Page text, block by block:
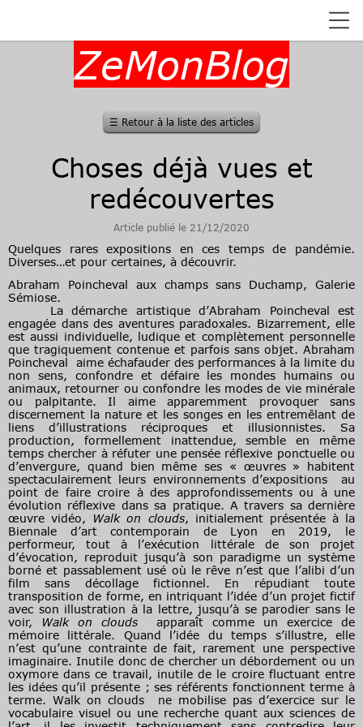
ZeMonBlog
☰ Retour à la liste des articles
Choses déjà vues et
redécouvertes
Article publié le 21/12/2020
Quelques rares expositions en ces temps de pandémie.
Diverses…et pour certaines, à découvrir.
Abraham Poincheval aux champs sans Duchamp, Galerie
Sémiose.
La démarche artistique d’Abraham Poincheval est
engagée dans des aventures paradoxales. Bizarrement, elle
est aussi individuelle, ludique et complètement personnelle
que tragiquement contenue et parfois sans objet. Abraham
Poincheval aime échafauder des performances à la limite du
non sens, confondre et défaire les mondes humains ou
animaux, retourner ou confondre les modes de vie minérale
ou palpitante. Il aime apparemment provoquer sans
discernement la nature et les songes en les entremêlant de
liens d’illustrations réciproques et illusionnistes. Sa
production, formellement inattendue, semble en même
temps chercher à réfuter une pensée réflexive ponctuelle ou
d’envergure, quand bien même ses « œuvres » habitent
spectaculairement leurs environnements d’expositions au
point de faire croire à des approfondissements ou à une
évolution réflexive dans sa pratique. A travers sa dernière
œuvre vidéo,
Walk on clouds, initialement présentée à la
Biennale d’art contemporain de Lyon en 2019, le
performeur, tout à l’exécution littérale de son projet
d’évocation, reproduit jusqu’à son paradigme un système
borné et passablement usé où le rêve n’est que l’alibi d’un
film sans décollage fictionnel. En répudiant toute
transposition de forme, en intriquant l’idée d’un projet fictif
avec son illustration à la lettre, jusqu’à se parodier sans le
voir,
Walk on clouds apparaît comme un exercice de
mémoire littérale. Quand l’idée du temps s’illustre, elle
n’est qu’une contrainte de fait, rarement une perspective
imaginaire. Inutile donc de chercher un débordement ou un
oxymore dans ce travail, inutile de le croire fluctuant entre
les idées qu’il présente ; ses référents fonctionnent terme à
terme. Walk on clouds ne mobilise pas d’exercice sur le
vocabulaire visuel ou une recherche quant aux sciences de